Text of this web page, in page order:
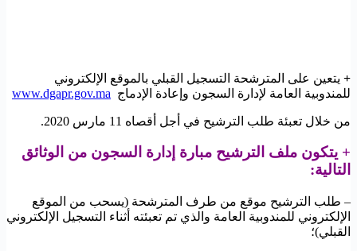
+ يتعين على المترشحة التسجيل القبلي بالموقع الإلكتروني
للمندوبية العامة لإدارة السجون وإعادة الإدماج www.dgapr.gov.ma
من خلال تعبئة طلب الترشيح في أجل أقصاه 11 مارس 2020.
+ يتكون ملف الترشيح مبارة إدارة السجون من الوثائق
التالية:
– طلب الترشيح موقع من طرف المترشحة (يسحب من الموقع
الإلكتروني للمندوبية العامة والذي تم تعبئته أثناء التسجيل الإلكتروني
القبلي)؛